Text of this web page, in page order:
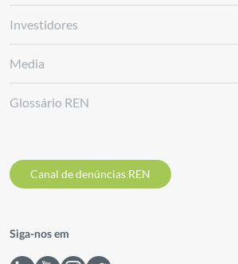
Investidores
Media
Glossário REN
Canal de denúncias REN
Siga-nos em